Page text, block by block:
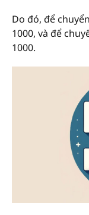
Do đó, để
1000, và để
1000.